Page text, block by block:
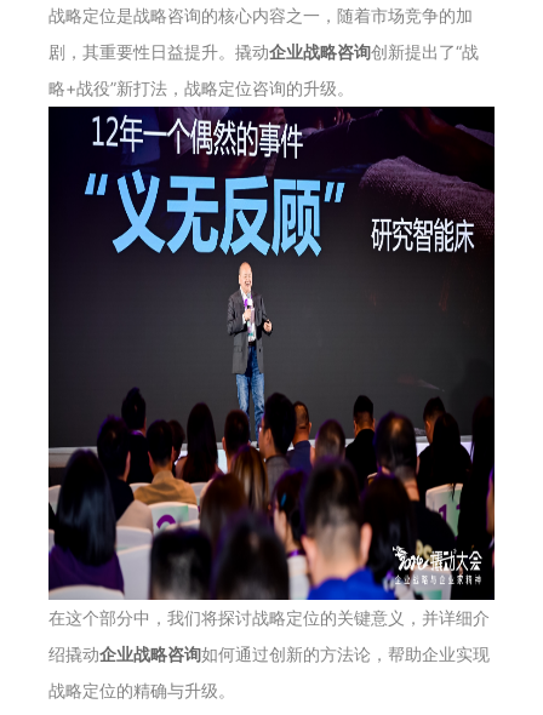
战略定位是战略咨询的核心内容之一，随着市场竞争的加
剧，其重要性日益提升。撬动企业战略咨询创新提出了“战
略+战役”新打法，战略定位咨询的升级。
在这个部分中，我们将探讨战略定位的关键意义，并详细介
绍撬动企业战略咨询如何通过创新的方法论，帮助企业实现
战略定位的精确与升级。